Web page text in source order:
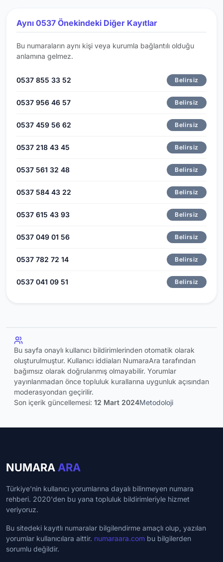
Aynı 0537 Önekindeki Diğer Kayıtlar
Bu numaraların aynı kişi veya kurumla bağlantılı olduğu
anlamına gelmez.
0537 855 33 52 Belirsiz
0537 956 46 57 Belirsiz
0537 459 56 62 Belirsiz
0537 218 43 45 Belirsiz
0537 561 32 48 Belirsiz
0537 584 43 22 Belirsiz
0537 615 43 93 Belirsiz
0537 049 01 56 Belirsiz
0537 782 72 14 Belirsiz
0537 041 09 51 Belirsiz
Bu sayfa onaylı kullanıcı bildirimlerinden otomatik olarak
oluşturulmuştur. Kullanıcı iddiaları NumaraAra tarafından
bağımsız olarak doğrulanmış olmayabilir. Yorumlar
yayınlanmadan önce topluluk kurallarına uygunluk açısından
moderasyondan geçirilir.
Son içerik güncellemesi: 12 Mart 2024Metodoloji
NUMARA ARA
Türkiye'nin kullanıcı yorumlarına dayalı bilinmeyen numara
rehberi. 2020'den bu yana topluluk bildirimleriyle hizmet
veriyoruz.
Bu sitedeki kayıtlı numaralar bilgilendirme amaçlı olup, yazılan
yorumlar kullanıcılara aittir. numaraara.com bu bilgilerden
sorumlu değildir.